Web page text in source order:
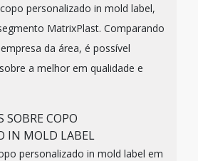
personalizado in mold label,
MatrixPlast. Comparando
da área, é possível
a melhor em qualidade e
SOBRE COPO
IN MOLD LABEL
personalizado in mold label em